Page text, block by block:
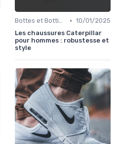
Bottes et Bottines • 10/01/2025
Les chaussures Caterpillar
pour hommes : robustesse et
style